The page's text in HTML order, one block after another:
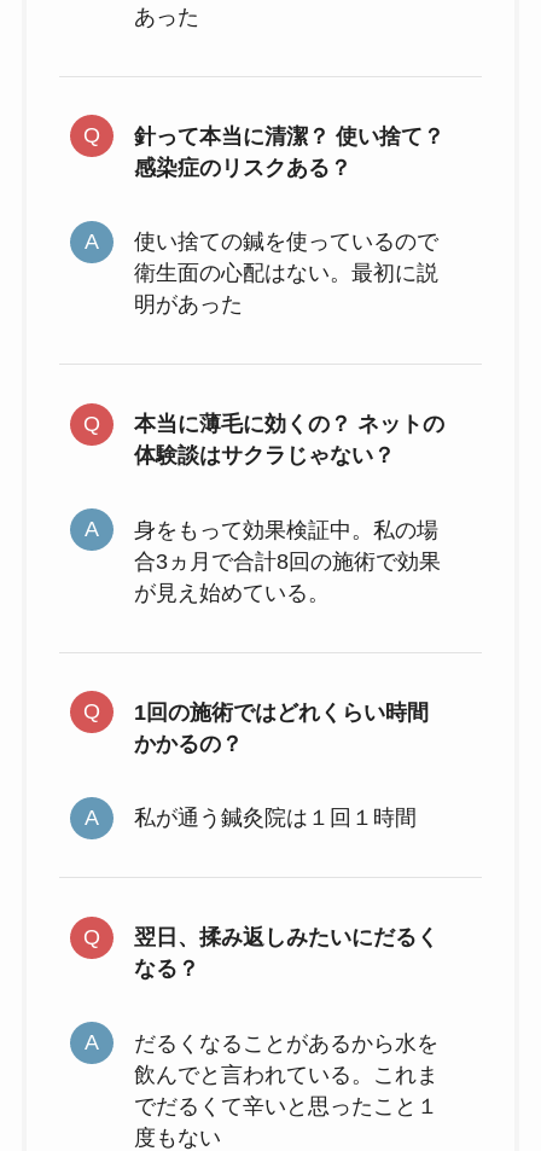
あった
針って本当に清潔？ 使い捨て？
感染症のリスクある？
使い捨ての鍼を使っているので
衛生面の心配はない。最初に説
明があった
本当に薄毛に効くの？ ネットの
体験談はサクラじゃない？
身をもって効果検証中。私の場
合3ヵ月で合計8回の施術で効果
が見え始めている。
1回の施術ではどれくらい時間
かかるの？
私が通う鍼灸院は１回１時間
翌日、揉み返しみたいにだるく
なる？
だるくなることがあるから水を
飲んでと言われている。これま
でだるくて辛いと思ったこと１
度もない